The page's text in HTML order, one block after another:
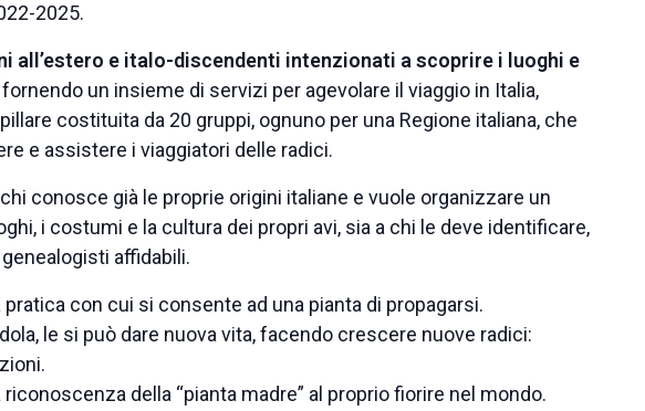
2025.
all’estero e italo-discendenti intenzionati a scoprire i luoghi e
fornendo un insieme di servizi per agevolare il viaggio in Italia,
costituita da 20 gruppi, ognuno per una Regione italiana, che
e assistere i viaggiatori delle radici.
conosce già le proprie origini italiane e vuole organizzare un
i costumi e la cultura dei propri avi, sia a chi le deve identificare,
affidabili.
pratica con cui si consente ad una pianta di propagarsi.
le si può dare nuova vita, facendo crescere nuove radici:
della “pianta madre” al proprio fiorire nel mondo.